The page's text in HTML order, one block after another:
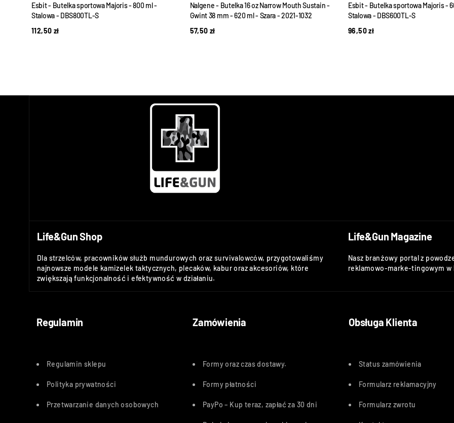
Esbit - Butelka sportowa Majoris - 800 ml -
Stalowa - DBS800TL-S
112,50 zł
Nalgene - Butelka 16 oz Narrow Mouth Sustain -
Gwint 38 mm - 620 ml - Szara - 2021-1032
57,50 zł
Esbit - Butelka sportowa Majoris -
Stalowa - DBS600TL-S
96,50zł
Life&Gun Shop
Dla strzelców, pracowników służb mundurowych oraz survivalowców, przygotowaliśmy
najnowsze modele kamizelek taktycznych, plecaków, kabur oraz akcesoriów, które
zwiększają funkcjonalność i efektywność w działaniu.
Life&Gun Magazine
Nasz branżowy portal z
reklamowo-marke-tingowym
Regulamin Zamówienia Obsługa Klienta
Regulamin sklepu
Polityka prywatności
Przetwarzanie danych osobowych
Formy oraz czas dostawy.
Formy płatności
PayPo – Kup teraz, zapłać za 30 dni
Status zamówienia
Formularz reklamacyjny
Formularz zwrotu